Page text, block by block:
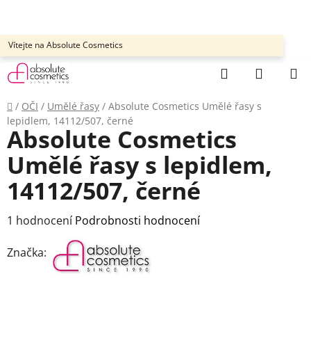
obsah
Vítejte na Absolute Cosmetics
Hledat
Domů
/ OČI / Umělé řasy / Absolute Cosmetics Umělé řasy s
lepidlem, 14112/507, černé
Absolute Cosmetics
Umělé řasy s lepidlem,
14112/507, černé
Průměrné
produktu
1 hodnocení Podrobnosti hodnocení
Značka: